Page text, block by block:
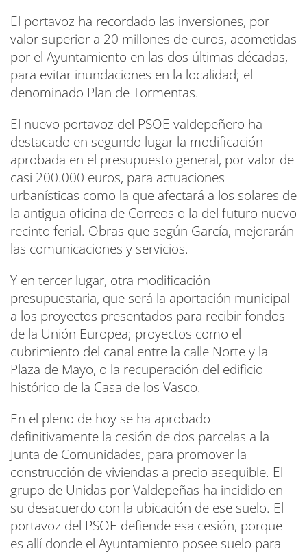
El portavoz ha recordado las inversiones, por
valor superior a 20 millones de euros, acometidas
por el Ayuntamiento en las dos últimas décadas,
para evitar inundaciones en la localidad; el
denominado Plan de Tormentas.
El nuevo portavoz del PSOE valdepeñero ha
destacado en segundo lugar la modificación
aprobada en el presupuesto general, por valor de
casi 200.000 euros, para actuaciones
urbanísticas como la que afectará a los solares de
la antigua oficina de Correos o la del futuro nuevo
recinto ferial. Obras que según García, mejorarán
las comunicaciones y servicios.
Y en tercer lugar, otra modificación
presupuestaria, que será la aportación municipal
a los proyectos presentados para recibir fondos
de la Unión Europea; proyectos como el
cubrimiento del canal entre la calle Norte y la
Plaza de Mayo, o la recuperación del edificio
histórico de la Casa de los Vasco.
En el pleno de hoy se ha aprobado
definitivamente la cesión de dos parcelas a la
Junta de Comunidades, para promover la
construcción de viviendas a precio asequible. El
grupo de Unidas por Valdepeñas ha incidido en
su desacuerdo con la ubicación de ese suelo. El
portavoz del PSOE defiende esa cesión, porque
es allí donde el Ayuntamiento posee suelo para